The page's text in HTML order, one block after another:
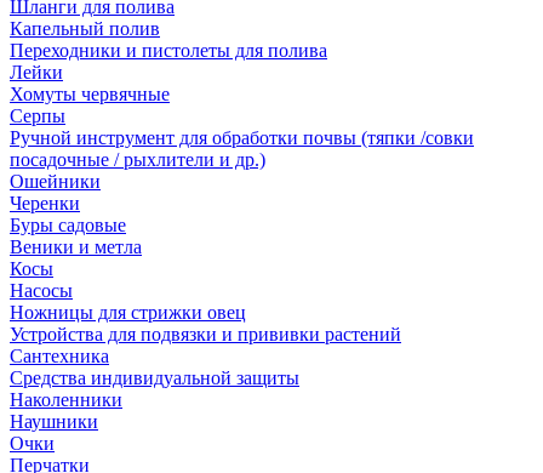
Шланги для полива
Капельный полив
Переходники и пистолеты для полива
Лейки
Хомуты червячные
Серпы
Ручной инструмент для обработки почвы (тяпки /совки
посадочные / рыхлители и др.)
Ошейники
Черенки
Буры садовые
Веники и метла
Косы
Насосы
Ножницы для стрижки овец
Устройства для подвязки и прививки растений
Сантехника
Средства индивидуальной защиты
Наколенники
Наушники
Очки
Перчатки